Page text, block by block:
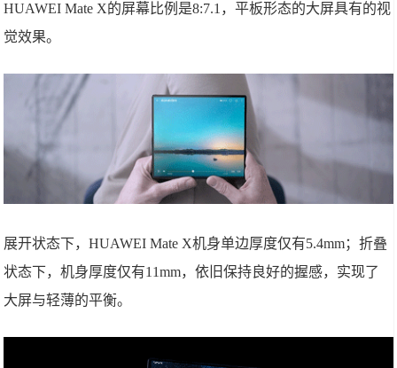
HUAWEI Mate X的屏幕比例是8:7.1，平板形态的大屏具有的视
觉效果。
展开状态下，HUAWEI Mate X机身单边厚度仅有5.4mm；折叠
状态下，机身厚度仅有11mm，依旧保持良好的握感，实现了
大屏与轻薄的平衡。